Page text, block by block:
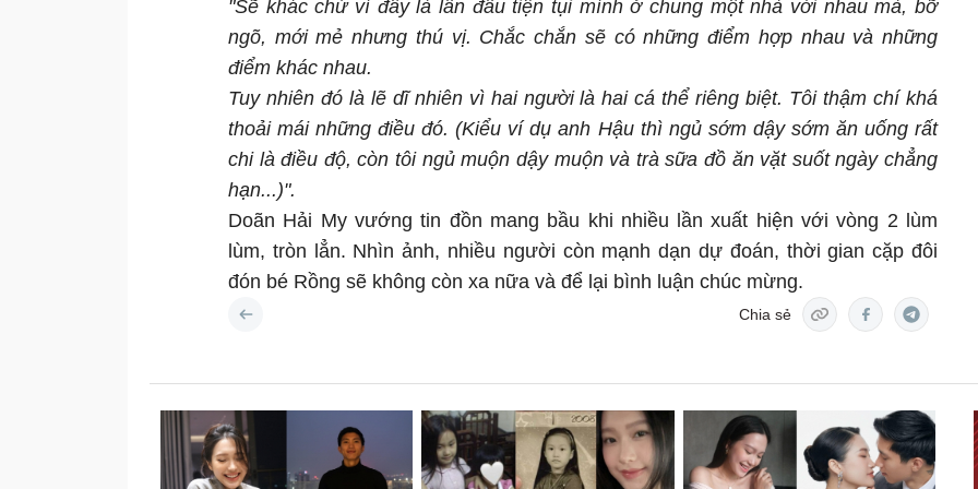
"Sẽ khác chứ vì đây là lần đầu tiện tụi mình ở chung một nhà với nhau mà, bỡ
ngõ, mới mẻ nhưng thú vị. Chắc chắn sẽ có những điểm hợp nhau và những
điểm khác nhau.
Tuy nhiên đó là lẽ dĩ nhiên vì hai người là hai cá thể riêng biệt. Tôi thậm chí khá
thoải mái những điều đó. (Kiểu ví dụ anh Hậu thì ngủ sớm dậy sớm ăn uống rất
chi là điều độ, còn tôi ngủ muộn dậy muộn và trà sữa đồ ăn vặt suốt ngày chẳng
hạn...)".
Doãn Hải My vướng tin đồn mang bầu khi nhiều lần xuất hiện với vòng 2 lùm
lùm, tròn lẳn. Nhìn ảnh, nhiều người còn mạnh dạn dự đoán, thời gian cặp đôi
đón bé Rồng sẽ không còn xa nữa và để lại bình luận chúc mừng.
Chia sẻ